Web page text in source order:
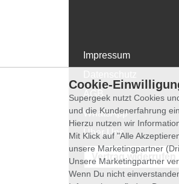
Impressum
WhatsApp
Über Uns
Vertrag widerrufen
Cookie-
Supergeek nutzt Cookies
und die Kundenerfahrung
Hierzu nutzen wir
Mit Klick auf "Alle
unsere Marketingpartner
Unsere Marketingpartner
Wenn Du nicht